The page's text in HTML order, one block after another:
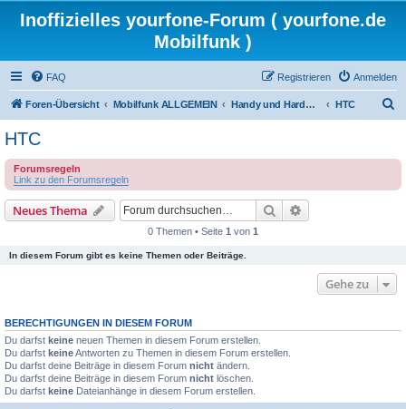
Inoffizielles yourfone-Forum ( yourfone.de
Mobilfunk )
FAQ Anmelden
Registrieren
Foren-Übersicht Mobilfunk ALLGEMEIN Handy und Hardware (Herstellerforen) HTC
e
HTC
Forumsregeln
Link zu den Forumsregeln
Neues Thema Suche
0 Themen • Seite 1 von 1
In diesem Forum gibt es keine Themen oder Beiträge.
Gehe zu
BERECHTIGUNGEN IN DIESEM FORUM
Du darfst keine neuen Themen in diesem Forum erstellen.
Du darfst keineAntworten zu Themen in diesem Forum erstellen.
Du darfst deine Beiträge in diesem Forum nicht ändern.
Du darfst deine Beiträge in diesem Forum nicht löschen.
Du darfst keine Dateianhänge in diesem Forum erstellen.